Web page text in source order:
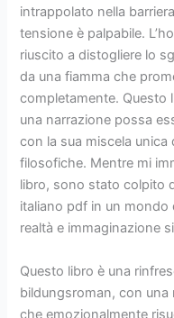
intrappolato nella
tensione è palpabile.
riuscito a distogliere lo
da una fiamma che
completamente. Questo
una narrazione possa
con la sua miscela
filosofiche. Mentre mi
libro, sono stato colpito
italiano pdf in un mondo
realtà e immaginazione
Questo libro è una
bildungsroman, con
che emozionalmente